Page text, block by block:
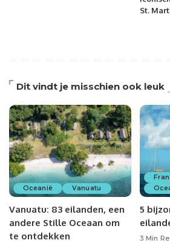
St.
Dit vindt je misschien ook leuk
Oceanië Vanuatu
Vanuatu: 83 eilanden, een
andere Stille Oceaan om
te ontdekken
5
3 Min